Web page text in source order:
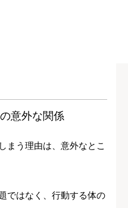
意外な関係
まう理由は、意外なとこ
ではなく、行動する体の